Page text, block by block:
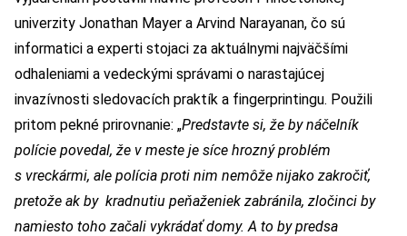
univerzity Jonathan Mayer a Arvind Narayanan, čo sú
informatici a experti stojaci za aktuálnymi najväčšími
odhaleniami a vedeckými správami o narastajúcej
invazívnosti sledovacích praktík a fingerprintingu. Použili
pritom pekné prirovnanie: „Predstavte si, že by náčelník
polície povedal, že v meste je síce hrozný problém
s vreckármi, ale polícia proti nim nemôže nijako zakročiť,
pretože ak by kradnutiu peňaženiek zabránila, zločinci by
namiesto toho začali vykrádať domy. A to by predsa